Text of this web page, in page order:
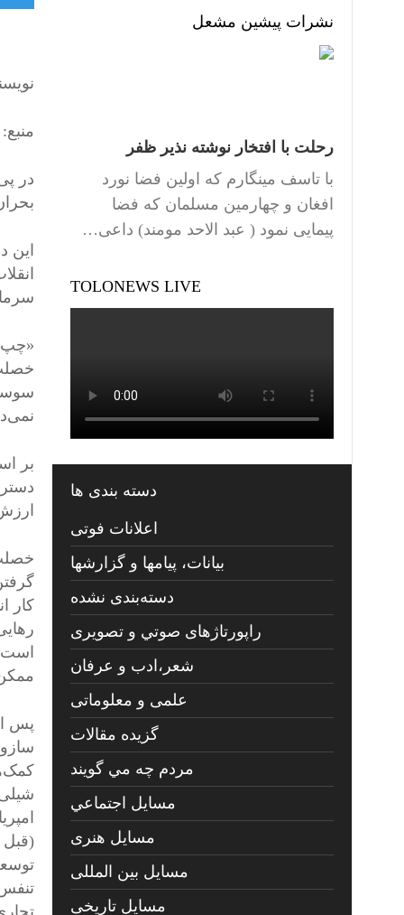
منبع:
در
«چپ
بر
کار
پس
(قبل
نشرات پیشین مشعل
رحلت با افتخار نوشته نذیر ظفر
با تاسف مینگارم که اولین فضا نورد
افغان و چهارمین مسلمان که فضا
پیمایی نمود ( عبد الاحد مومند) داعی…
TOLONEWS LIVE
دسته بندی ها
اعلانات فوتی
بیانات، پیامها و گزارشها
دسته‌بندی نشده
راپورتاژهای صوتي و تصويری
شعر،ادب و عرفان
علمی و معلوماتی
گزیده مقالات
مردم چه مي گويند
مسايل اجتماعي
مسايل هنری
مسایل بین المللی
مسایل تاریخی